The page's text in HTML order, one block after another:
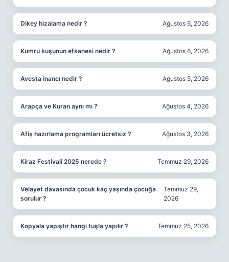
Dikey hizalama nedir ? Ağustos 6, 2026
Kumru kuşunun efsanesi nedir ? Ağustos 6, 2026
Avesta inancı nedir ? Ağustos 5, 2026
Arapça ve Kuran aynı mı ? Ağustos 4, 2026
Afiş hazırlama programları ücretsiz ? Ağustos 3, 2026
Kiraz Festivali 2025 nerede ? Temmuz 29, 2026
Velayet davasında çocuk kaç yaşında çocuğa
sorulur ?
Temmuz 29,
2026
Kopyala yapıştır hangi tuşla yapılır ? Temmuz 25, 2026